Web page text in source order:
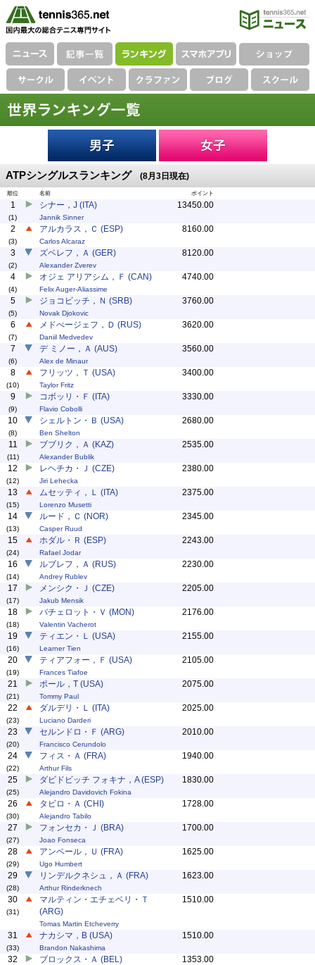
ATPシングルスランキング (8月3日現在)
順位 名前 ポイント
1
(1)
シナー，J (ITA)
Jannik Sinner
13450.00
2
(3)
アルカラス，Ｃ (ESP)
Carlos Alcaraz
8160.00
3
(2)
ズベレフ，Ａ (GER)
Alexander Zverev
8120.00
4
(4)
オジェ アリアシム，Ｆ (CAN)
Felix Auger-Aliassime
4740.00
5
(5)
ジョコビッチ，Ｎ (SRB)
Novak Djokovic
3760.00
6
(7)
メドべージェフ，Ｄ (RUS)
Daniil Medvedev
3620.00
7
(6)
デ ミノー，Ａ (AUS)
Alex de Minaur
3560.00
8
(10)
フリッツ，Ｔ (USA)
Taylor Fritz
3400.00
9
(9)
コボッリ・Ｆ (ITA)
Flavio Cobolli
3330.00
10
(8)
シェルトン・Ｂ (USA)
Ben Shelton
2680.00
11
(11)
ブブリク，Ａ (KAZ)
Alexander Bublik
2535.00
12
(12)
レヘチカ・Ｊ (CZE)
Jiri Lehecka
2380.00
13
(15)
ムセッティ，Ｌ (ITA)
Lorenzo Musetti
2375.00
14
(13)
ルード，Ｃ (NOR)
Casper Ruud
2345.00
15
(24)
ホダル・Ｒ (ESP)
Rafael Jodar
2243.00
16
(14)
ルブレフ，Ａ (RUS)
Andrey Rublev
2230.00
17
(17)
メンシク・Ｊ (CZE)
Jakub Mensik
2205.00
18
(18)
バチェロット・Ｖ (MON)
Valentin Vacherot
2176.00
19
(16)
ティエン・Ｌ (USA)
Learner Tien
2155.00
20
(19)
ティアフォー，Ｆ (USA)
Frances Tiafoe
2105.00
21
(21)
ポール，T (USA)
Tommy Paul
2075.00
22
(23)
ダルデリ・Ｌ (ITA)
Luciano Darderi
2025.00
23
(20)
セルンドロ・Ｆ (ARG)
Francisco Cerundolo
2010.00
24
(22)
フィス・Ａ (FRA)
Arthur Fils
1940.00
25
(25)
ダビドビッチ フォキナ，A (ESP)
Alejandro Davidovich Fokina
1830.00
26
(30)
タビロ・Ａ (CHI)
Alejandro Tabilo
1728.00
27
(27)
フォンセカ・Ｊ (BRA)
Joao Fonseca
1700.00
28
(29)
アンベール，Ｕ (FRA)
Ugo Humbert
1625.00
29
(28)
リンデルクネシュ，Ａ (FRA)
Arthur Rinderknech
1623.00
30
(31)
マルティン・エチェベリ・Ｔ
(ARG)
Tomas Martin Etcheverry
1510.00
31
(33)
ナカシマ，B (USA)
Brandon Nakashima
1510.00
32 ブロックス・Ａ (BEL) 1353.00